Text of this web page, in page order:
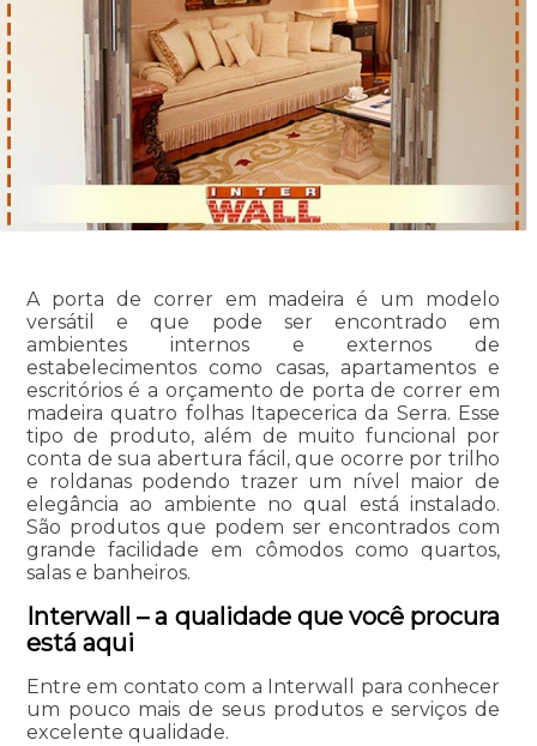
A porta de correr em madeira é um modelo
versátil e que pode ser encontrado em
ambientes internos e externos de
estabelecimentos como casas, apartamentos e
escritórios é a orçamento de porta de correr em
madeira quatro folhas Itapecerica da Serra. Esse
tipo de produto, além de muito funcional por
conta de sua abertura fácil, que ocorre por trilho
e roldanas podendo trazer um nível maior de
elegância ao ambiente no qual está instalado.
São produtos que podem ser encontrados com
grande facilidade em cômodos como quartos,
salas e banheiros.
Interwall – a qualidade que você procura
está aqui
Entre em contato com a Interwall para conhecer
um pouco mais de seus produtos e serviços de
excelente qualidade.